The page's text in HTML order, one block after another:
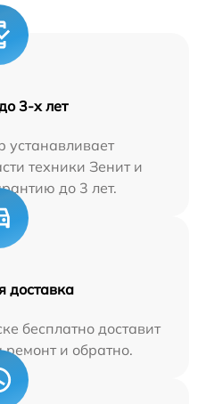
3-х лет
устанавливает
техники Зенит и
до 3 лет.
доставка
бесплатно доставит
ремонт и обратно.